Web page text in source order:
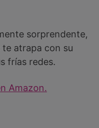
sorprendente,
atrapa con su
frías redes.
Amazon.